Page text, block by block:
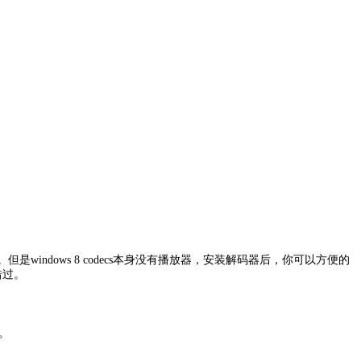
是windows 8 codecs本身没有播放器，安装解码器后，你可以方便的
。